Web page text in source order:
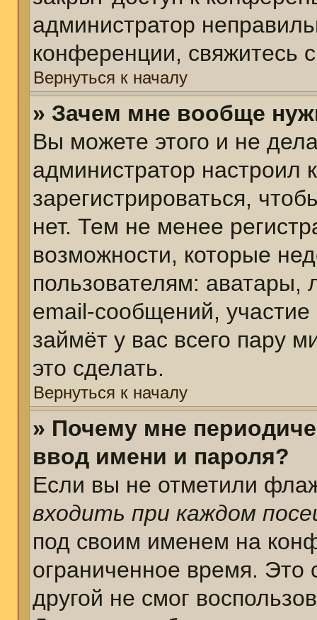
администратор
конференции, свяжитесь
Вернуться к началу
» Зачем мне вообще
Вы можете этого и не
администратор
зарегистрироваться,
нет. Тем не менее
возможности, которые
пользователям: аватары,
email-сообщений, участие
займёт у вас всего пару
это сделать.
Вернуться к началу
» Почему мне
ввод имени и пароля?
Если вы не отметили
входить при каждом
под своим именем на
ограниченное время. Это
другой не смог